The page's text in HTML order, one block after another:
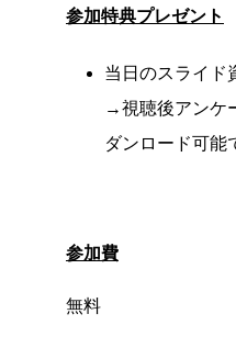
参加特典プレゼント
当日のスライド
→視聴後アンケ
ダンロード可能
参加費
無料